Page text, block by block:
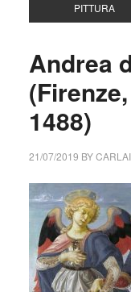
PITTURA
Andrea
1488)
21/07/2019 BY